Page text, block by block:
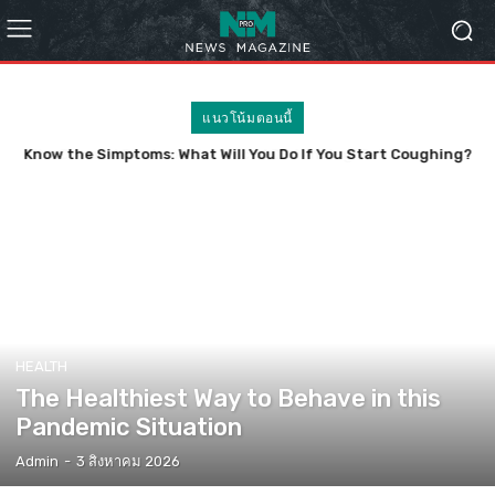
แนวโน้มตอนนี้
Know the Simptoms: What Will You Do If You Start Coughing?
HEALTH
The Healthiest Way to Behave in this
Pandemic Situation
Admin - 3 สิงหาคม 2026